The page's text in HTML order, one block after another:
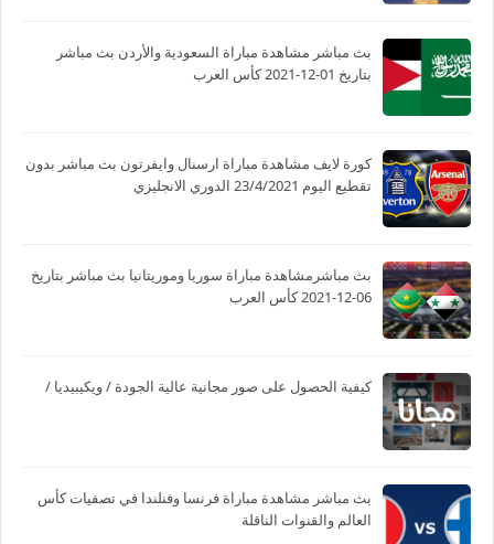
بث مباشر مشاهدة مباراة السعودية والأردن بث مباشر
بتاريخ 01-12-2021 كأس العرب
كورة لايف مشاهدة مباراة ارسنال وايفرتون بث مباشر بدون
تقطيع اليوم 23/4/2021 الدوري الانجليزي
بث مباشرمشاهدة مباراة سوريا وموريتانيا بث مباشر بتاريخ
06-12-2021 كأس العرب
كيفية الحصول على صور مجانية عالية الجودة / ويكيبيديا /
بث مباشر مشاهدة مباراة فرنسا وفنلندا في تصفيات كأس
العالم والقنوات الناقلة